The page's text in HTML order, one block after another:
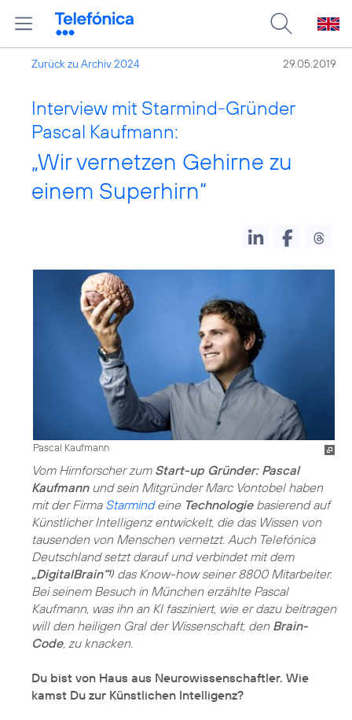
Zurück zu Archiv 2024 29.05.2019
Interview mit Starmind-Gründer
Pascal Kaufmann:
„Wir vernetzen Gehirne zu
einem Superhirn“
Pascal Kaufmann
Vom Hirnforscher zum Start-up Gründer: Pascal
Kaufmannund sein Mitgründer Marc Vontobel haben
mit der Firma Starmindeine Technologiebasierend auf
Künstlicher Intelligenz entwickelt, die das Wissen von
tausenden von Menschen vernetzt. Auch Telefónica
Deutschland setzt darauf und verbindet mit dem
„DigitalBrain“1) das Know-how seiner 8800 Mitarbeiter.
Bei seinem Besuch in München erzählte Pascal
Kaufmann, was ihn an KI fasziniert, wie er dazu beitragen
will den heiligen Gral der Wissenschaft, den Brain-
Code, zu knacken.
Du bist von Haus aus Neurowissenschaftler. Wie
kamst Du zur Künstlichen Intelligenz?